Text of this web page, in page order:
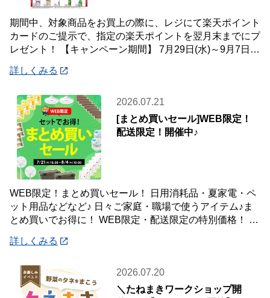
期間中、対象商品をお買上の際に、レジにて楽天ポイント
カードのご提示で、指定の楽天ポイントを翌月末までにプ
レゼント！ 【キャンペーン期間】 7月29日(水)～9月7日
詳しくみる
2026.07.21
[まとめ買いセール]WEB限定！
配送限定！開催中♪
WEB限定！まとめ買いセール！ 日用消耗品・夏家電・ペ
ット用品などなど♪ 日々ご家庭・職場で使うアイテム♪ま
とめ買いでお得に！ WEB限定・配送限定の特別価格！ た
詳しくみる
2026.07.20
＼たねまきワークショップ開